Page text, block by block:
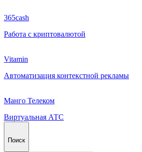
365cash
Работа с криптовалютой
Vitamin
Автоматизация контекстной рекламы
Манго Телеком
Виртуальная АТС
Поиск